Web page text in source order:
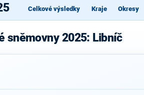
Celkové výsledky Kraje Okresy
sněmovny 2025: Libníč